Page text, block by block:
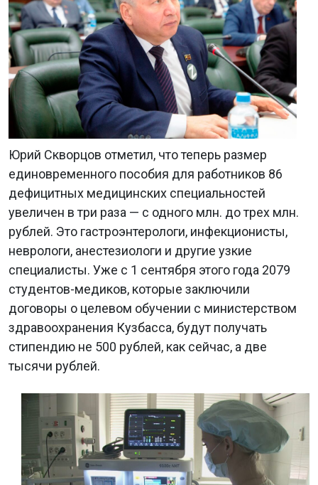
Юрий Скворцов отметил, что теперь размер
единовременного пособия для работников 86
дефицитных медицинских специальностей
увеличен в три раза — с одного млн. до трех млн.
рублей. Это гастроэнтерологи, инфекционисты,
неврологи, анестезиологи и другие узкие
специалисты. Уже с 1 сентября этого года 2079
студентов-медиков, которые заключили
договоры о целевом обучении с министерством
здравоохранения Кузбасса, будут получать
стипендию не 500 рублей, как сейчас, а две
тысячи рублей.